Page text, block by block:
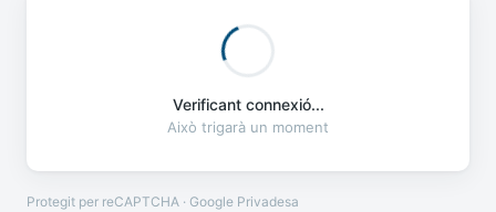
Verificant connexió...
Això trigarà un moment
Protegit per reCAPTCHA · Google Privadesa